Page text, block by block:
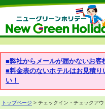
■弊社からメールが届かないお客
■料金表のないホテルはお見積
い！
トップページ > チェックイン・チェックアウ